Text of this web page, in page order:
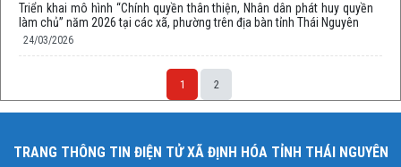
Triển khai mô hình “Chính quyền thân thiện, Nhân dân phát huy quyền
làm chủ” năm 2026 tại các xã, phường trên địa bàn tỉnh Thái Nguyên
24/03/2026
1 2
TRANG THÔNG TIN ĐIỆN TỬ XÃ ĐỊNH HÓA TỈNH THÁI NGUYÊN